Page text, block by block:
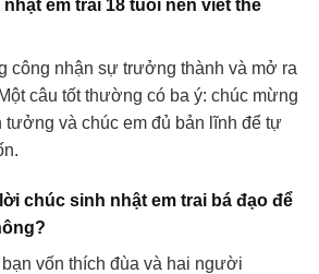
em trai 18 tuổi nên viết thế
công nhận sự trưởng thành và mở ra
câu tốt thường có ba ý: chúc mừng
tưởng và chúc em đủ bản lĩnh để tự
chúc sinh nhật em trai bá đạo để
vốn thích đùa và hai người